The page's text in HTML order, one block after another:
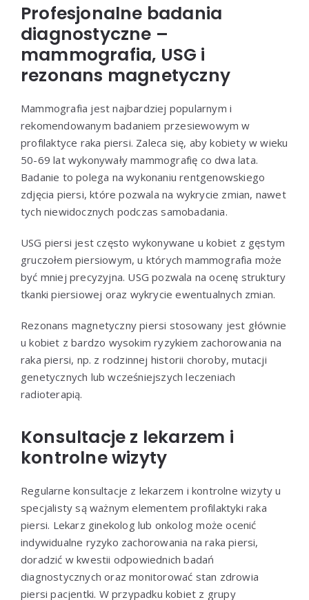
Profesjonalne badania
diagnostyczne –
mammografia, USG i
rezonans magnetyczny
Mammografia jest najbardziej popularnym i
rekomendowanym badaniem przesiewowym w
profilaktyce raka piersi. Zaleca się, aby kobiety w wieku
50-69 lat wykonywały mammografię co dwa lata.
Badanie to polega na wykonaniu rentgenowskiego
zdjęcia piersi, które pozwala na wykrycie zmian, nawet
tych niewidocznych podczas samobadania.
USG piersi jest często wykonywane u kobiet z gęstym
gruczołem piersiowym, u których mammografia może
być mniej precyzyjna. USG pozwala na ocenę struktury
tkanki piersiowej oraz wykrycie ewentualnych zmian.
Rezonans magnetyczny piersi stosowany jest głównie
u kobiet z bardzo wysokim ryzykiem zachorowania na
raka piersi, np. z rodzinnej historii choroby, mutacji
genetycznych lub wcześniejszych leczeniach
radioterapią.
Konsultacje z lekarzem i
kontrolne wizyty
Regularne konsultacje z lekarzem i kontrolne wizyty u
specjalisty są ważnym elementem profilaktyki raka
piersi. Lekarz ginekolog lub onkolog może ocenić
indywidualne ryzyko zachorowania na raka piersi,
doradzić w kwestii odpowiednich badań
diagnostycznych oraz monitorować stan zdrowia
piersi pacjentki. W przypadku kobiet z grupy